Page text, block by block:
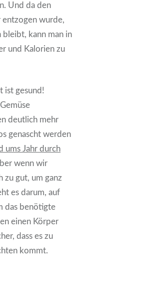
Und da den
entzogen wurde,
bleibt, kann man in
und Kalorien zu
ist gesund!
deutlich mehr
genascht werden
ums Jahr durch
wenn wir
zu gut, um ganz
es darum, auf
das benötigte
einen Körper
dass es zu
kommt.